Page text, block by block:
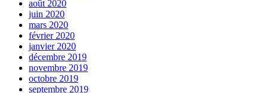
août 2020
juin 2020
mars 2020
février 2020
janvier 2020
décembre 2019
novembre 2019
octobre 2019
septembre 2019